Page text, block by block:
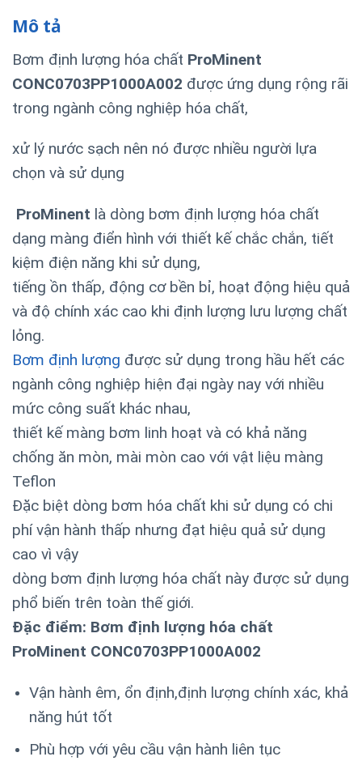
Mô tả
Bơm định lượng hóa chất ProMinent
CONC0703PP1000A002 được ứng dụng rộng rãi
trong ngành công nghiệp hóa chất,
xử lý nước sạch nên nó được nhiều người lựa
chọn và sử dụng
ProMinent là dòng bơm định lượng hóa chất
dạng màng điển hình với thiết kế chắc chắn, tiết
kiệm điện năng khi sử dụng,
tiếng ồn thấp, động cơ bền bỉ, hoạt động hiệu quả
và độ chính xác cao khi định lượng lưu lượng chất
lỏng.
Bơm định lượng được sử dụng trong hầu hết các
ngành công nghiệp hiện đại ngày nay với nhiều
mức công suất khác nhau,
thiết kế màng bơm linh hoạt và có khả năng
chống ăn mòn, mài mòn cao với vật liệu màng
Teflon
Đặc biệt dòng bơm hóa chất khi sử dụng có chi
phí vận hành thấp nhưng đạt hiệu quả sử dụng
cao vì vậy
dòng bơm định lượng hóa chất này được sử dụng
phổ biến trên toàn thế giới.
Đặc điểm: Bơm định lượng hóa chất
ProMinent CONC0703PP1000A002
Vận hành êm, ổn định,định lượng chính xác, khả
năng hút tốt
Phù hợp với yêu cầu vận hành liên tục